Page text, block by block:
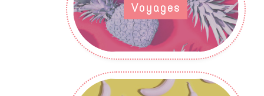
Voyages